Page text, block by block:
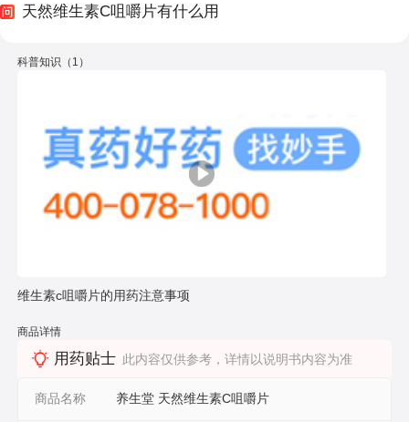
天然维生素C咀嚼片有什么用
科普知识（1）
维生素c咀嚼片的用药注意事项
商品详情
用药贴士 此内容仅供参考，详情以说明书内容为准
商品名称 养生堂 天然维生素C咀嚼片